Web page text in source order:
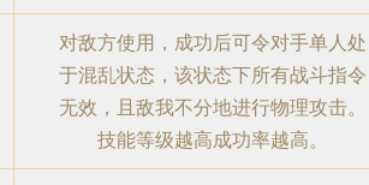
对敌方使用，成功后可令对手单人处
于混乱状态，该状态下所有战斗指令
无效，且敌我不分地进行物理攻击。
技能等级越高成功率越高。